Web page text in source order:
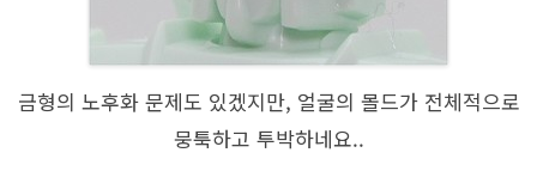
금형의 노후화 문제도 있겠지만, 얼굴의 몰드가 전체적으로
뭉툭하고 투박하네요..